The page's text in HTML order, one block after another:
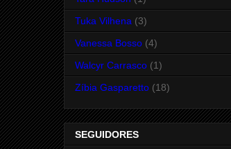
Tuka Vilhena (3)
Vanessa Bosso (4)
Walcyr Carrasco (1)
Zíbia Gasparetto (18)
SEGUIDORES